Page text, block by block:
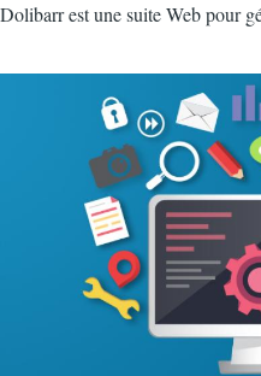
Intro
Dolibarr est une suite Web pour